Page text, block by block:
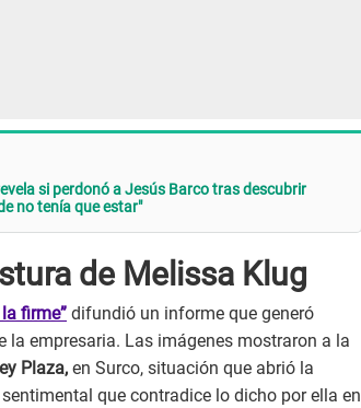
si perdonó a Jesús Barco tras descubrir
no tenía que estar"
de Melissa Klug
firme” difundió un informe que generó
empresaria. Las imágenes mostraron a la
Plaza, en Surco, situación que abrió la
que contradice lo dicho por ella en